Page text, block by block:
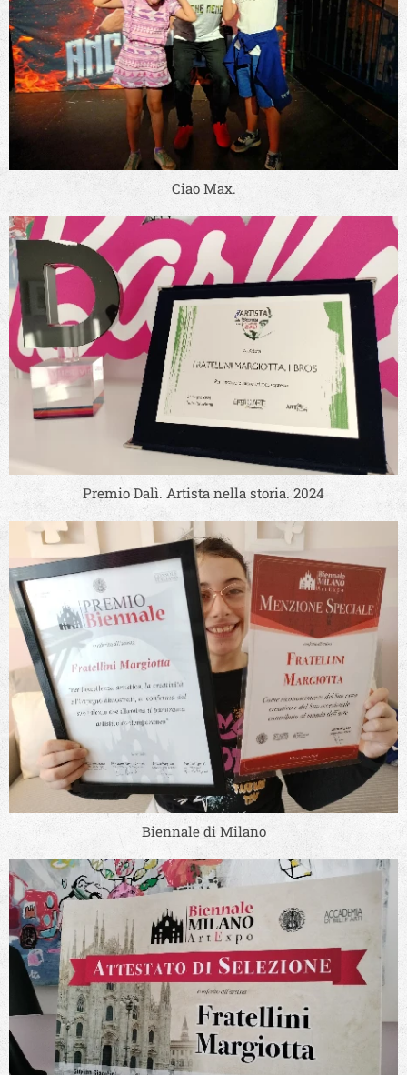
Ciao Max.
Premio Dalì. Artista nella storia. 2024
Biennale di Milano